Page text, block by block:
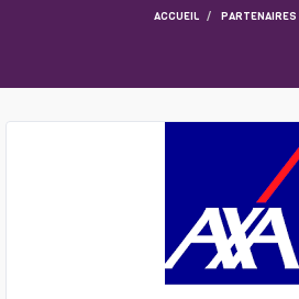
ACCUEIL PARTENAIRES